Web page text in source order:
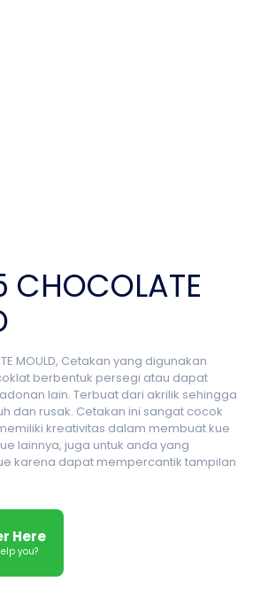
CHOCOLATE
MOULD, Cetakan yang digunakan
berbentuk persegi atau dapat
lain. Terbuat dari akrilik sehingga
dan rusak. Cetakan ini sangat cocok
kreativitas dalam membuat kue
lainnya, juga untuk anda yang
karena dapat mempercantik tampilan
Here
you?